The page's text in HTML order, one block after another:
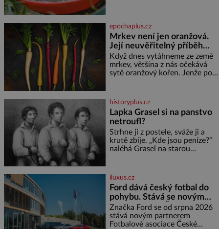
vznikl hladký
chovatele začátečníky. Jedná
se o nenáročného klidného
ptáčka, který většinu dne jen
posedává. Hodně času tráví na
zemi, kde sbírá zbytky semínek
Jeho domovinou je prakticky
celá Austrálie s výjimkou
pobřežní oblasti.
epochaplus.cz
Mrkev není jen oranžová.
Její neuvěřitelný příběh
začíná fialovou barvou
Když dnes vytáhneme ze země
mrkev, většina z nás očekává
sytě oranžový kořen. Jenže po
oranžová. Je fialová, žlutá, bílá,
někdy dokonce téměř černá. Až
díky stovkám let pečlivého
šlechtění se z ní stává zelenina,
bez které si českou zahradu ani
nedokážeme představit. Její
příběh je
historyplus.cz
Lapka Grasel si na panstvo
netroufl?
Strhne ji z postele, sváže ji a
krutě zbije. „Kde jsou peníze?“
naléhá Grasel na starou
nemůže, protože žádné nemá,
spokojí se lupič s několika
měďáky a štůčky látky. Zraněná
žena pár dní nato umírá. Je to
muž nebývale krutý. Jeho činy
budí hrůzu ještě dlouho po jeho
smrti
iluxus.cz
Ford dává český fotbal do
pohybu. Stává se novým
partnerem FAČR
Značka Ford se od srpna 2026
stává novým partnerem
Fotbalové asociace České